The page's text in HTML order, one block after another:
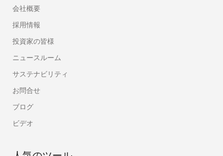
会社概要
採用情報
投資家の皆様
ニュースルーム
サステナビリティ
お問合せ
ブログ
ビデオ